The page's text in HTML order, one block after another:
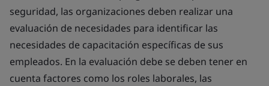
seguridad, las organizaciones deben realizar una
evaluación de necesidades para identificar las
necesidades de capacitación específicas de sus
empleados. En la evaluación debe se deben tener en
cuenta factores como los roles laborales, las